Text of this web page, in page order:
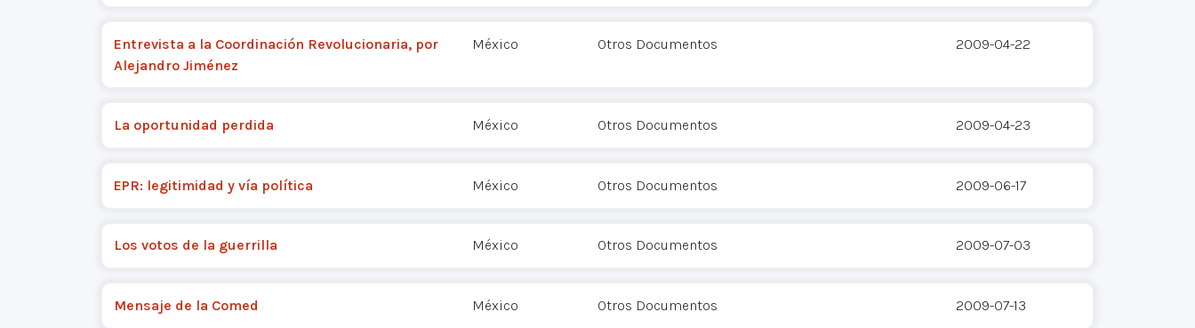
Entrevista a la Coordinación Revolucionaria, por
Alejandro Jiménez
México Otros Documentos 2009-04-22
La oportunidad perdida México Otros Documentos 2009-04-23
EPR: legitimidad y vía política México Otros Documentos 2009-06-17
Los votos de la guerrilla México Otros Documentos 2009-07-03
Mensaje de la Comed México Otros Documentos 2009-07-13